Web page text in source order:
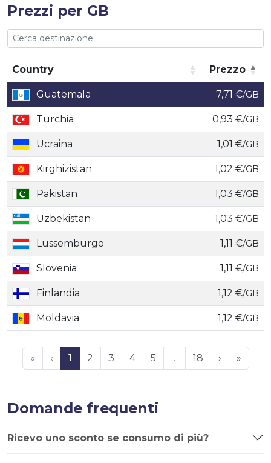
Prezzi per GB
Country
Prezzo
Country
Prezzo
Guatemala 7,71 €/GB
Turchia 0,93 €/GB
Ucraina 1,01 €/GB
Kirghizistan 1,02 €/GB
Pakistan 1,03 €/GB
Uzbekistan 1,03 €/GB
Lussemburgo 1,11 €/GB
Slovenia 1,11 €/GB
Finlandia 1,12 €/GB
Moldavia 1,12 €/GB
« ‹ 1 2 3 4 5 … 18 › »
Domande frequenti
Ricevo uno sconto se consumo di più?